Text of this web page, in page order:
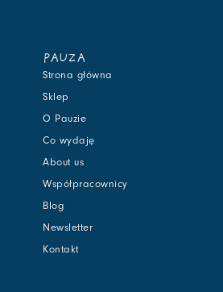
PAUZA
Strona główna
Sklep
O Pauzie
Co wydaję
About us
Współpracownicy
Blog
Newsletter
Kontakt